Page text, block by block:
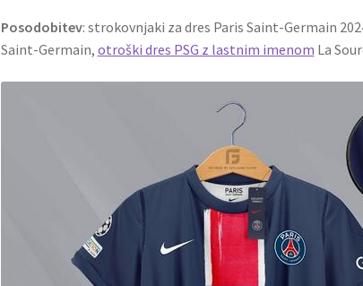
Posodobitev: strokovnjaki za dres Paris Saint-Germain
Saint-Germain, otroški dres PSG z lastnim imenom La